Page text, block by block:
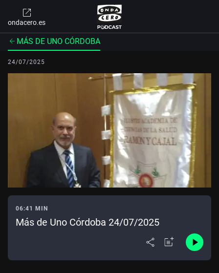
ondacero.es
MÁS DE UNO CÓRDOBA
24/07/2025
06:41 MIN
Más de Uno Córdoba 24/07/2025